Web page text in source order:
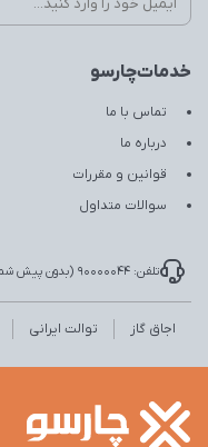
خدمات‌چارسو
تماس با ما
درباره ما
قوانین و مقررات
سوالات متداول
تلفن: 90000044 (بدون پیش شماره و رایگان)
اجاق گاز توالت ایرانی